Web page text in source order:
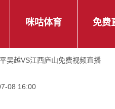
咪咕体育 免费
吴越VS江西庐山免费视频直播
08 16:00